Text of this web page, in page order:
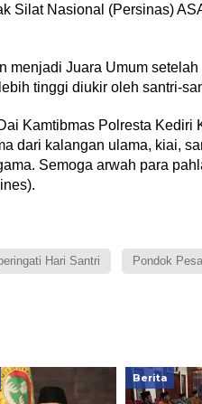
Silat Nasional (Persinas)
menjadi Juara Umum
tinggi diukir oleh santri-
Kamtibmas Polresta Kediri
dari kalangan ulama, kiai,
Semoga arwah para
Hari Santri Pondok
Berita